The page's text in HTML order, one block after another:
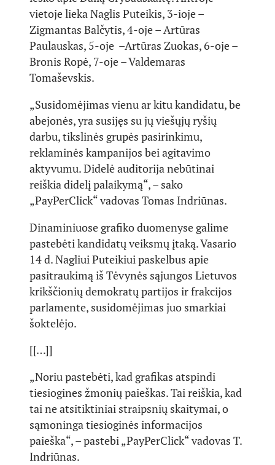
vietoje lieka Naglis Puteikis, 3-ioje –
Zigmantas Balčytis, 4-oje – Artūras
Paulauskas, 5-oje –Artūras Zuokas, 6-oje –
Bronis Ropė, 7-oje – Valdemaras
Tomaševskis.
„Susidomėjimas vienu ar kitu kandidatu, be
abejonės, yra susijęs su jų viešųjų ryšių
darbu, tikslinės grupės pasirinkimu,
reklaminės kampanijos bei agitavimo
aktyvumu. Didelė auditorija nebūtinai
reiškia didelį palaikymą“, – sako
„PayPerClick“ vadovas Tomas Indriūnas.
Dinaminiuose grafiko duomenyse galime
pastebėti kandidatų veiksmų įtaką. Vasario
14 d. Nagliui Puteikiui paskelbus apie
pasitraukimą iš Tėvynės sąjungos Lietuvos
krikščionių demokratų partijos ir frakcijos
parlamente, susidomėjimas juo smarkiai
šoktelėjo.
[[…]]
„Noriu pastebėti, kad grafikas atspindi
tiesiogines žmonių paieškas. Tai reiškia, kad
tai ne atsitiktiniai straipsnių skaitymai, o
sąmoninga tiesioginės informacijos
paieška“, – pastebi „PayPerClick“ vadovas T.
Indriūnas.